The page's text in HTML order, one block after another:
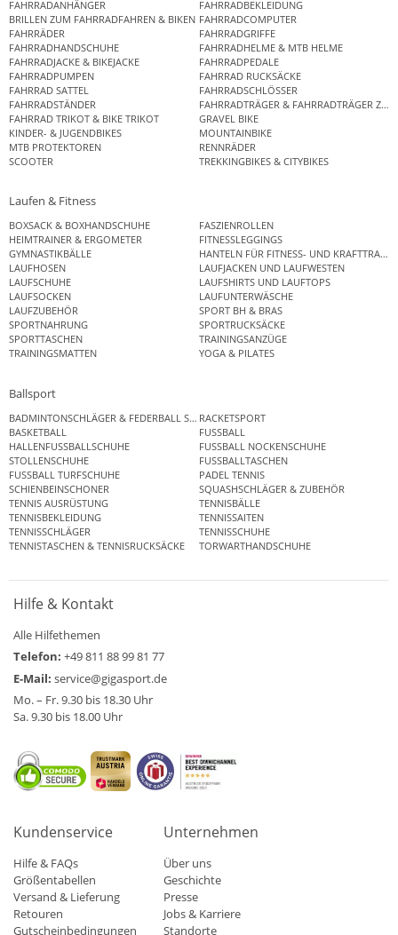
FAHRRADANHÄNGER
FAHRRADBEKLEIDUNG
BRILLEN ZUM FAHRRADFAHREN & BIKEN FAHRRADCOMPUTER
FAHRRÄDER
FAHRRADGRIFFE
FAHRRADHANDSCHUHE
FAHRRADHELME & MTB HELME
FAHRRADJACKE & BIKEJACKE
FAHRRADPEDALE
FAHRRADPUMPEN
FAHRRAD RUCKSÄCKE
FAHRRAD SATTEL
FAHRRADSCHLÖSSER
FAHRRADSTÄNDER
FAHRRADTRÄGER & FAHRRADTRÄGER
FAHRRAD TRIKOT & BIKE TRIKOT
GRAVEL BIKE
KINDER- & JUGENDBIKES
MOUNTAINBIKE
MTB PROTEKTOREN
RENNRÄDER
SCOOTER
TREKKINGBIKES & CITYBIKES
Laufen & Fitness
BOXSACK & BOXHANDSCHUHE
FASZIENROLLEN
HEIMTRAINER & ERGOMETER
FITNESSLEGGINGS
GYMNASTIKBÄLLE
HANTELN FÜR FITNESS- UND
LAUFHOSEN
LAUFJACKEN UND LAUFWESTEN
LAUFSCHUHE
LAUFSHIRTS UND LAUFTOPS
LAUFSOCKEN
LAUFUNTERWÄSCHE
LAUFZUBEHÖR
SPORT BH & BRAS
SPORTNAHRUNG
SPORTRUCKSÄCKE
SPORTTASCHEN
TRAININGSANZÜGE
TRAININGSMATTEN
YOGA & PILATES
Ballsport
BADMINTONSCHLÄGER & FEDERBALL SETSRACKETSPORT
BASKETBALL
FUSSBALL
HALLENFUSSBALLSCHUHE
FUSSBALL NOCKENSCHUHE
STOLLENSCHUHE
FUSSBALLTASCHEN
FUSSBALL TURFSCHUHE
PADEL TENNIS
SCHIENBEINSCHONER
SQUASHSCHLÄGER & ZUBEHÖR
TENNIS AUSRÜSTUNG
TENNISBÄLLE
TENNISBEKLEIDUNG
TENNISSAITEN
TENNISSCHLÄGER
TENNISSCHUHE
TENNISTASCHEN & TENNISRUCKSÄCKE
TORWARTHANDSCHUHE
Hilfe & Kontakt
Alle Hilfethemen
Telefon: +49 811 88 99 81 77
E-Mail: service@gigasport.de
Mo. – Fr. 9.30 bis 18.30 Uhr
Sa. 9.30 bis 18.00 Uhr
Kundenservice
Hilfe & FAQs
Größentabellen
Versand & Lieferung
Retouren
Gutscheinbedingungen
Unternehmen
Über uns
Geschichte
Presse
Jobs & Karriere
Standorte